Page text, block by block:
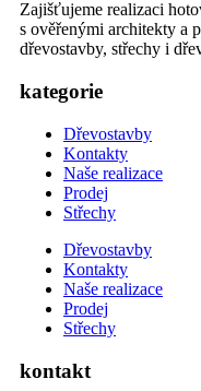
Zajišťujeme realizaci
s ověřenými architekty a
dřevostavby, střechy i
kategorie
Dřevostavby
Kontakty
Naše realizace
Prodej
Střechy
Dřevostavby
Kontakty
Naše realizace
Prodej
Střechy
kontakt